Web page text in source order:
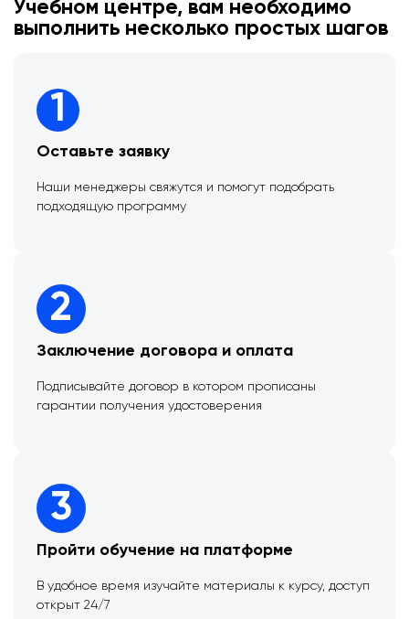
Учебном центре, вам необходимо
выполнить несколько простых шагов
1
Оставьте заявку
Наши менеджеры свяжутся и помогут подобрать
подходящую программу
2
Заключение договора и оплата
Подписывайте договор в котором прописаны
гарантии получения удостоверения
3
Пройти обучение на платформе
В удобное время изучайте материалы к курсу, доступ
открыт 24/7